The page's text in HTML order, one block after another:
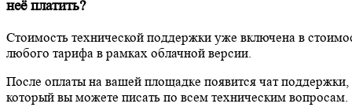
неё платить?
Стоимость технической поддержки уже включена в
любого тарифа в рамках облачной версии.
После оплаты на вашей площадке появится чат поддержки,
который вы можете писать по всем техническим вопросам.